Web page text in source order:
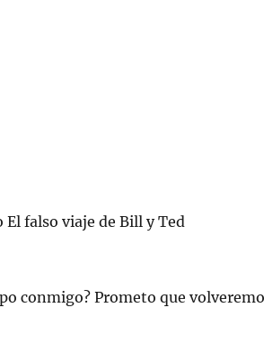
falso viaje de Bill y Ted
conmigo? Prometo que